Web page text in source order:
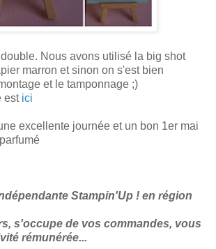
Nous avons utilisé la big shot
marron et sinon on s'est bien
et le tamponnage ;)
estici
excellente journée et un bon 1er mai
Stampin'Up ! en région
s'occupe de vos commandes, vous
rémunérée...